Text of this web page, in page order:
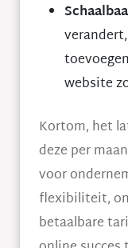
website
Kortom, het
deze per
voor
flexibiliteit,
betaalbare